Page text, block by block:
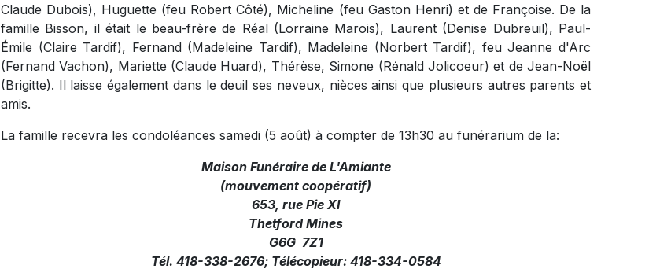
Claude Dubois), Huguette (feu Robert Côté), Micheline (feu Gaston Henri) et de Françoise. De la
famille Bisson, il était le beau-frère de Réal (Lorraine Marois), Laurent (Denise Dubreuil), Paul-
Émile (Claire Tardif), Fernand (Madeleine Tardif), Madeleine (Norbert Tardif), feu Jeanne d'Arc
(Fernand Vachon), Mariette (Claude Huard), Thérèse, Simone (Rénald Jolicoeur) et de Jean-Noël
(Brigitte). Il laisse également dans le deuil ses neveux, nièces ainsi que plusieurs autres parents et
amis.
La famille recevra les condoléances samedi (5 août) à compter de 13h30 au funérarium de la:
Maison Funéraire de L'Amiante
(mouvement coopératif)
653, rue Pie XI
Thetford Mines
G6G 7Z1
Tél. 418-338-2676; Télécopieur: 418-334-0584